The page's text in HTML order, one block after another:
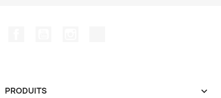
PRODUITS 